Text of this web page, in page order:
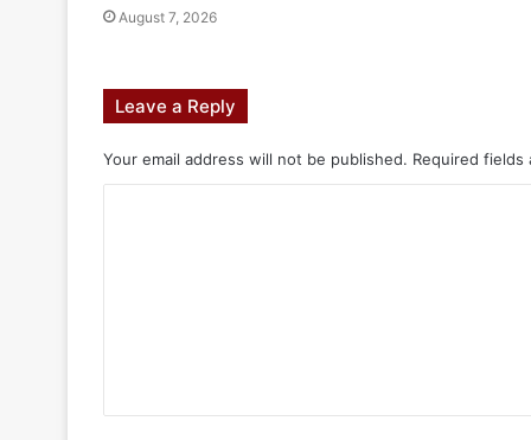
August 7, 2026
Leave a Reply
Your email address will not be published. Required fields